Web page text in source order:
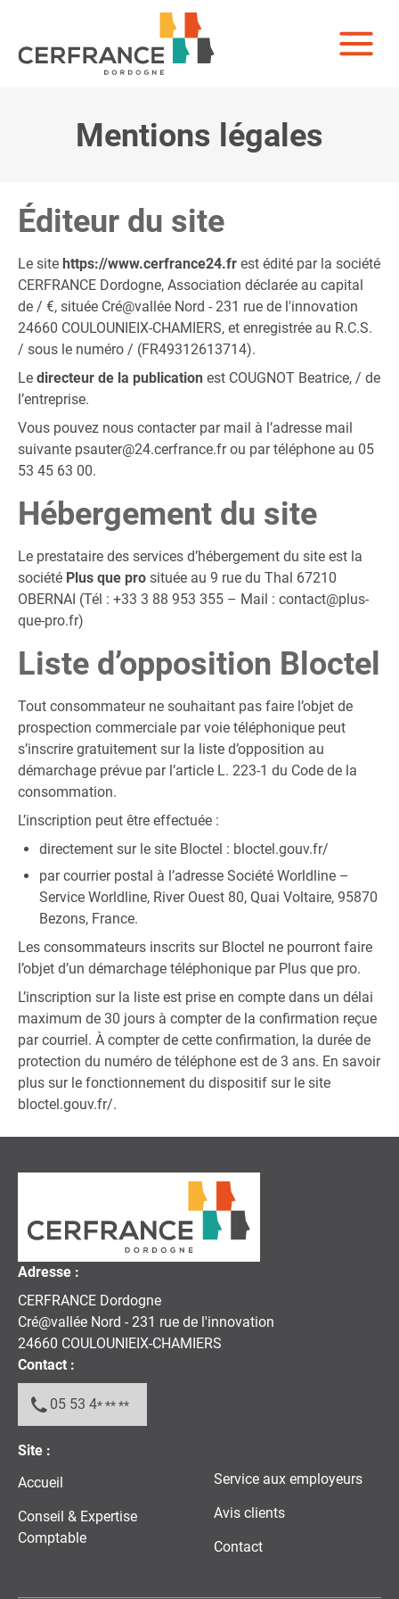
Mentions légales
Éditeur du site
Le site https://www.cerfrance24.fr est édité par la société
CERFRANCE Dordogne, Association déclarée au capital
de / €, située Cré@vallée Nord - 231 rue de l'innovation
24660 COULOUNIEIX-CHAMIERS, et enregistrée au R.C.S.
/ sous le numéro / (FR49312613714).
Le directeur de la publication est COUGNOT Beatrice, / de
l’entreprise.
Vous pouvez nous contacter par mail à l’adresse mail
suivante psauter@24.cerfrance.frou par téléphone au 05
53 45 63 00.
Hébergement du site
Le prestataire des services d’hébergement du site est la
société Plus que pro située au 9 rue du Thal 67210
OBERNAI (Tél : +33 3 88 953 355 – Mail : contact@plus-
que-pro.fr)
Liste d’opposition Bloctel
Tout consommateur ne souhaitant pas faire l’objet de
prospection commerciale par voie téléphonique peut
s’inscrire gratuitement sur la liste d’opposition au
démarchage prévue par l’article L. 223-1 du Code de la
consommation.
L’inscription peut être effectuée :
directement sur le site Bloctel : bloctel.gouv.fr/
par courrier postal à l’adresse Société Worldline –
Service Worldline, River Ouest 80, Quai Voltaire, 95870
Bezons, France.
Les consommateurs inscrits sur Bloctel ne pourront faire
l’objet d’un démarchage téléphonique par Plus que pro.
L’inscription sur la liste est prise en compte dans un délai
maximum de 30 jours à compter de la confirmation reçue
par courriel. À compter de cette confirmation, la durée de
protection du numéro de téléphone est de 3 ans. En savoir
plus sur le fonctionnement du dispositif sur le site
bloctel.gouv.fr/.
Adresse :
CERFRANCE Dordogne
Cré@vallée Nord - 231 rue de l'innovation
24660 COULOUNIEIX-CHAMIERS
Contact :
05 53 4* ** **
Site :
Accueil
Conseil & Expertise
Comptable
Service aux employeurs
Avis clients
Contact